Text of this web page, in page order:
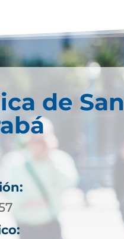
de San